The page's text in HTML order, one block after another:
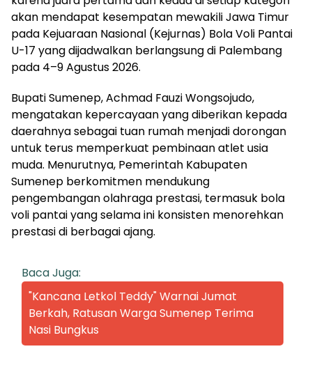
akan mendapat kesempatan mewakili Jawa Timur
pada Kejuaraan Nasional (Kejurnas) Bola Voli Pantai
U-17 yang dijadwalkan berlangsung di Palembang
pada 4–9 Agustus 2026.
Bupati Sumenep, Achmad Fauzi Wongsojudo,
mengatakan kepercayaan yang diberikan kepada
daerahnya sebagai tuan rumah menjadi dorongan
untuk terus memperkuat pembinaan atlet usia
muda. Menurutnya, Pemerintah Kabupaten
Sumenep berkomitmen mendukung
pengembangan olahraga prestasi, termasuk bola
voli pantai yang selama ini konsisten menorehkan
prestasi di berbagai ajang.
Baca Juga:
"Kancana Letkol Teddy" Warnai Jumat
Berkah, Ratusan Warga Sumenep Terima
Nasi Bungkus